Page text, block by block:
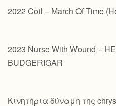
2022 Coil – March Of Time
2023 Nurse With Wound –
BUDGERIGAR
Κινητήρια δύναμη της